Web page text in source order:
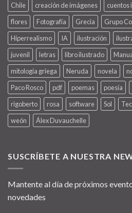
Chile
creación de imágenes cuentos
flores
Fotografía Grecia Grupo
Hiperrealismo
IA ilustración
juvenil
letras libro ilustrado
mitología griega
Neruda novela
Paco Rosco
pdf poemas poesía
rigoberto
rosa software Sol
weón
Álex Duvauchelle
SUSCRÍBETE A NUESTRA
Mantente al día de próximos
novedades